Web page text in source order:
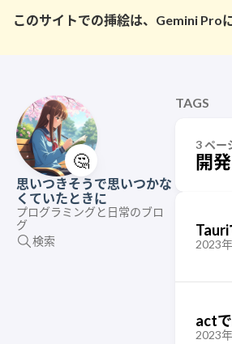
このサイトでの挿絵は、Gemini Pro
🤔
思いつきそうで思いつかな
くていたときに
プログラミングと日常のブロ
グ
検索
TAGS
3 ペー
開発
2023
act
2023